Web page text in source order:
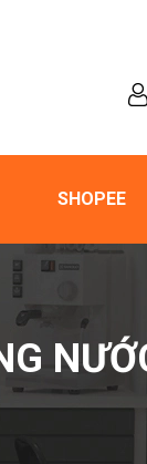
SHOPEE